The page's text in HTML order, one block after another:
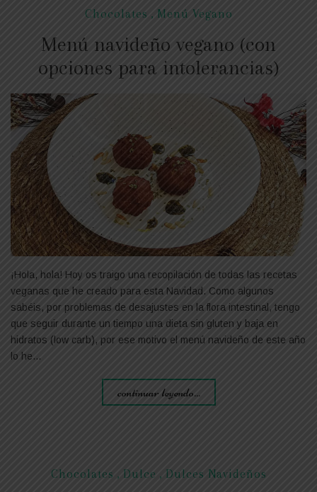
Chocolates , Menú Vegano
Menú navideño vegano (con
opciones para intolerancias)
¡Hola, hola! Hoy os traigo una recopilación de todas las recetas
veganas que he creado para esta Navidad. Como algunos
sabéis, por problemas de desajustes en la flora intestinal, tengo
que seguir durante un tiempo una dieta sin gluten y baja en
hidratos (low carb), por ese motivo el menú navideño de este año
lo he…
continuar leyendo...
Chocolates , Dulce , Dulces Navideños